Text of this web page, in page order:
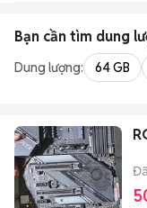
Bạn cần tìm dung
Dung lượng: 64 GB